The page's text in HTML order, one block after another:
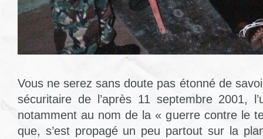
Vous ne serez sans doute pas étonné de
sécuritaire de l’après 11 septembre 2001,
notamment au nom de la « guerre contre le
que, s’est propagé un peu partout sur la